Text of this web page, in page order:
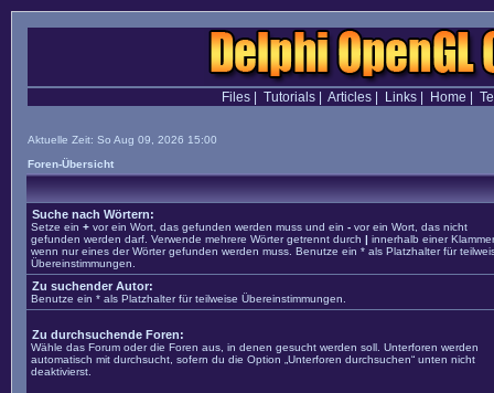
Files| Tutorials| Articles| Links| Home
Aktuelle Zeit: So Aug 09, 2026 15:00
Foren-Übersicht
Suche nach Wörtern:
Setze ein + vor ein Wort, das gefunden werden muss und ein - vor ein Wort, das nicht
gefunden werden darf. Verwende mehrere Wörter getrennt durch | innerhalb einer
wenn nur eines der Wörter gefunden werden muss. Benutze ein * als Platzhalter für
Übereinstimmungen.
Zu suchender Autor:
Benutze ein * als Platzhalter für teilweise Übereinstimmungen.
Zu durchsuchende Foren:
Wähle das Forum oder die Foren aus, in denen gesucht werden soll. Unterforen werden
automatisch mit durchsucht, sofern du die Option „Unterforen durchsuchen“ unten nicht
deaktivierst.